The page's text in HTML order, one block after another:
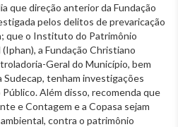
que direção anterior da Fundação
pelos delitos de prevaricação
que o Instituto do Patrimônio
a Fundação Christiano
Geral do Município, bem
Sudecap, tenham investigações
Além disso, recomenda que
e Contagem e a Copasa sejam
contra o patrimônio